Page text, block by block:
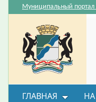
Муниципальный портал
ГЛАВНАЯ